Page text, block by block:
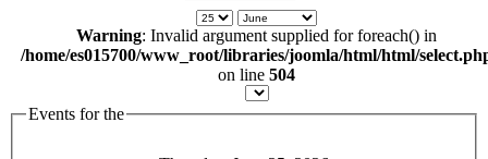
Warning: Invalid argument supplied for foreach() in
/home/es015700/www_root/libraries/joomla/html/html/
on line 504
Events for the